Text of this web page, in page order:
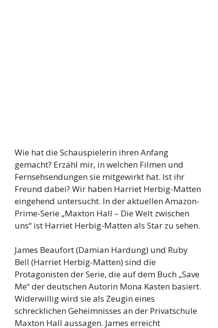
Wie hat die Schauspielerin ihren Anfang
gemacht? Erzähl mir, in welchen Filmen und
Fernsehsendungen sie mitgewirkt hat. Ist ihr
Freund dabei? Wir haben Harriet Herbig-Matten
eingehend untersucht. In der aktuellen Amazon-
Prime-Serie „Maxton Hall – Die Welt zwischen
uns“ ist Harriet Herbig-Matten als Star zu sehen.
James Beaufort (Damian Hardung) und Ruby
Bell (Harriet Herbig-Matten) sind die
Protagonisten der Serie, die auf dem Buch „Save
Me“ der deutschen Autorin Mona Kasten basiert.
Widerwillig wird sie als Zeugin eines
schrecklichen Geheimnisses an der Privatschule
Maxton Hall aussagen. James erreicht